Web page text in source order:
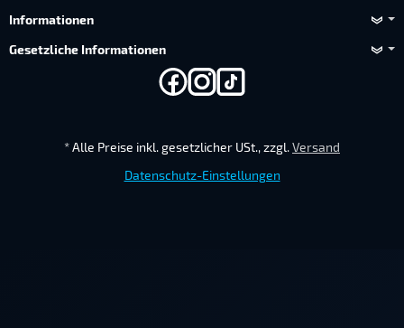
Informationen
Gesetzliche Informationen
*Alle Preise inkl. gesetzlicher USt., zzgl.Versand
Datenschutz-Einstellungen